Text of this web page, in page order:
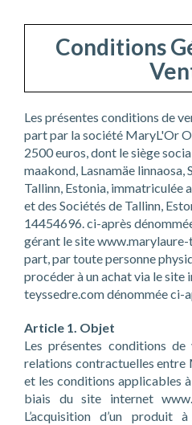
Conditions
Les présentes conditions de
part par la société MaryL'Or
2500 euros, dont le siège
maakond, Lasnamäe linnaosa,
Tallinn, Estonia, immatriculée
et des Sociétés de Tallinn,
14454696. ci-après
gérant le site www.marylaure-
part, par toute personne
procéder à un achat via le
teyssedre.com dénommée ci-
Article 1. Objet
Les présentes conditions
relations contractuelles entre
et les conditions applicables
biais du site internet
L’acquisition d’un